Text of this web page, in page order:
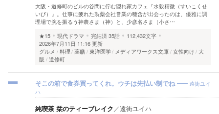
大阪・道修町のビルの谷間に佇む隠れ家カフェ『水穀精微（すいこくせ
いび）』。仕事に疲れた製薬会社営業の穂含が出会ったのは、優雅に調
理場で腕を振るう神農さま（神）と、少彦名さま（小さ…
★15
現代ドラマ 完結済35話
112,432文字
2026年7月11日 11:16 更新
グルメ
料理 薬膳 東洋医学 メディアワークス文庫 女性向け 大
阪
道修町
そこの箱で食券買ってくれ。ウチは先払い制でね
遠街ユイ
ハ
純喫茶 栞のティーブレイク／遠街ユイハ